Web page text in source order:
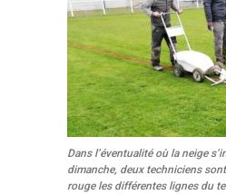
Dans l’éventualité où la neige
dimanche, deux techniciens
rouge les différentes lignes du